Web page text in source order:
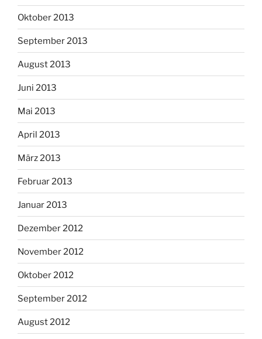
Oktober 2013
September 2013
August 2013
Juni 2013
Mai 2013
April 2013
März 2013
Februar 2013
Januar 2013
Dezember 2012
November 2012
Oktober 2012
September 2012
August 2012